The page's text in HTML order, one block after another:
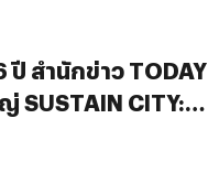
ปี สำนักข่าว TODAY
SUSTAIN CITY:
ตัวสู่เศรษฐกิจสี